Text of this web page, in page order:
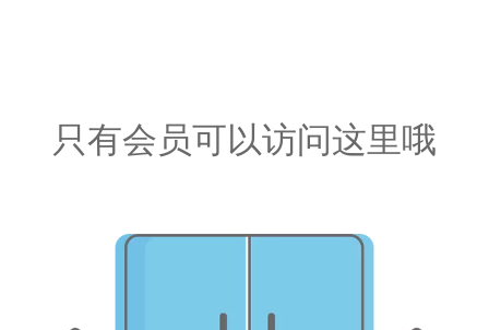
只有会员可以访问这里哦